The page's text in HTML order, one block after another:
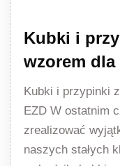
Kubki i
wzorem dla
Kubki i przypinki
EZD W ostatnim
zrealizować
naszych stałych